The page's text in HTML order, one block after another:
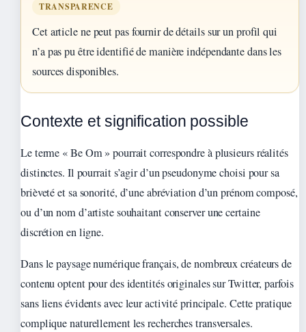
TRANSPARENCE
Cet article ne peut pas fournir de détails sur un profil qui
n’a pas pu être identifié de manière indépendante dans les
sources disponibles.
Contexte et signification possible
Le terme « Be Om » pourrait correspondre à plusieurs réalités
distinctes. Il pourrait s’agir d’un pseudonyme choisi pour sa
brièveté et sa sonorité, d’une abréviation d’un prénom composé,
ou d’un nom d’artiste souhaitant conserver une certaine
discrétion en ligne.
Dans le paysage numérique français, de nombreux créateurs de
contenu optent pour des identités originales sur Twitter, parfois
sans liens évidents avec leur activité principale. Cette pratique
complique naturellement les recherches transversales.